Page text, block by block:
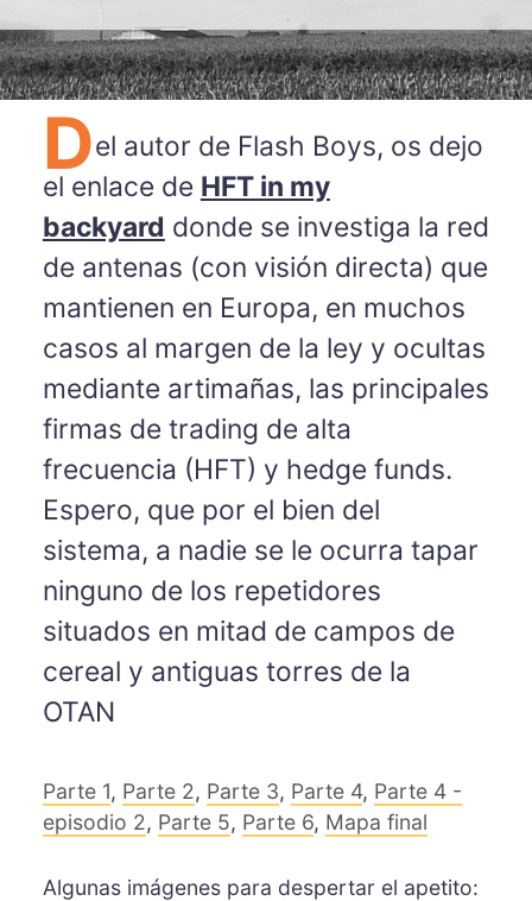
Del autor de Flash Boys, os dejo
el enlace de HFT in my
backyard donde se investiga la red
de antenas (con visión directa) que
mantienen en Europa, en muchos
casos al margen de la ley y ocultas
mediante artimañas, las principales
firmas de trading de alta
frecuencia (HFT) y hedge funds.
Espero, que por el bien del
sistema, a nadie se le ocurra tapar
ninguno de los repetidores
situados en mitad de campos de
cereal y antiguas torres de la
OTAN
Parte 1, Parte 2, Parte 3, Parte 4, Parte 4 -
episodio 2, Parte 5, Parte 6, Mapa final
Algunas imágenes para despertar el apetito: